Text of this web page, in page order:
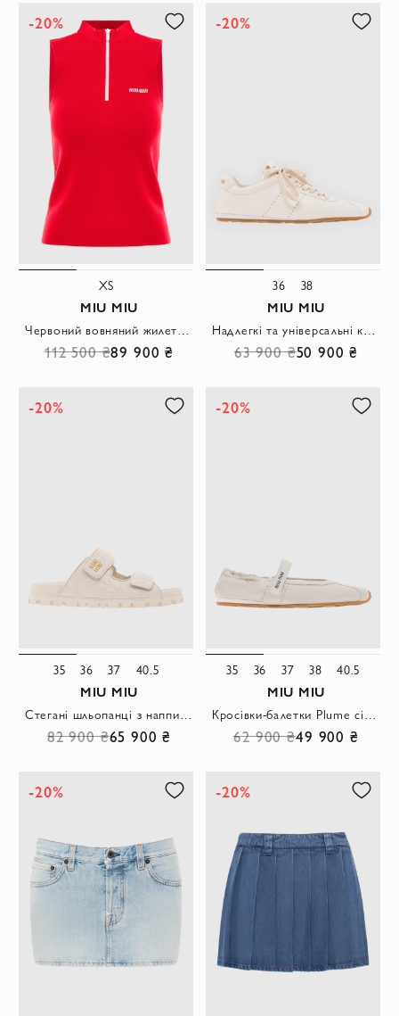
-20%
XS
MIU MIU
Червоний вовняний жилет на блискавці
112 500 ₴89 900 ₴
-20%
36 38
MIU MIU
Надлегкі та універсальні кросівки з білої шкіри наппа
63 900 ₴50 900 ₴
-20%
35 36 37 40.5
MIU MIU
Стегані шльопанці з наппи з обробкою Matelasse
82 900 ₴65 900 ₴
-20%
35 36 37 38 40.5
MIU MIU
Кросівки-балетки Plume сірого кольору із замшевої шкіри
62 900 ₴49 900 ₴
-20% -20%